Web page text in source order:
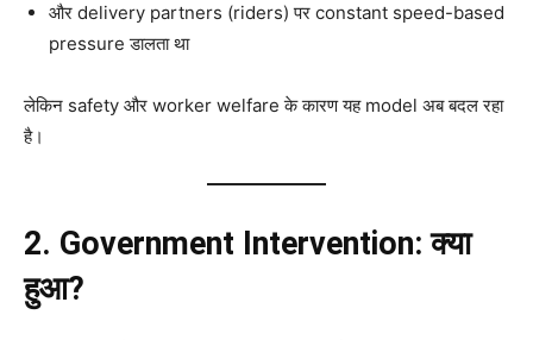
और delivery partners (riders) पर constant speed-based
pressure डालता था
लेकिन safety और worker welfare के कारण यह model अब बदल रहा
है।
2. Government Intervention: क्या
हुआ?